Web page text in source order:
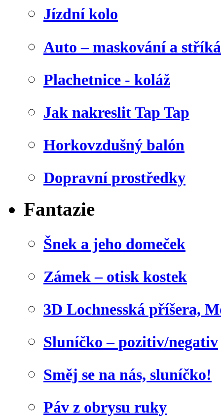
Jízdní kolo
Auto – maskování a
Plachetnice - koláž
Jak nakreslit Tap Tap
Horkovzdušný balón
Dopravní prostředky
Fantazie
Šnek a jeho domeček
Zámek – otisk kostek
3D Lochnesská příšera,
Sluníčko – pozitiv/negativ
Směj se na nás, sluníčko!
Páv z obrysu ruky